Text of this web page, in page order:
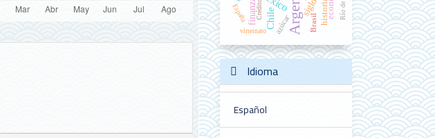
Chile
finanzas historia
Brasil
azúcar
España Crédito
virreinato
Idioma
Español